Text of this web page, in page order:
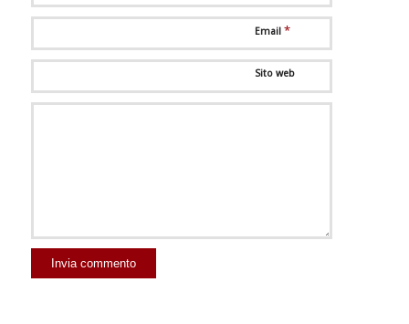
Email *
Sito web